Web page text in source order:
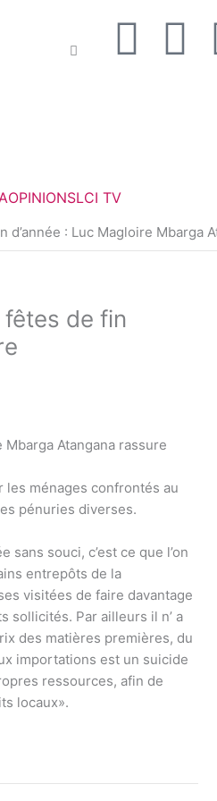
F
b
o
o
T
t
e
OPINIONSLCI TV
: Luc Magloire Mbarga
de fin
Atangana rassure
les ménages confrontés au
pénuries diverses.
sans souci, c’est ce que l’on
entrepôts de la
visitées de faire davantage
sollicités. Par ailleurs il n’ a
des matières premières, du
importations est un suicide
ressources, afin de
locaux».